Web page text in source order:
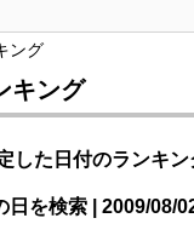
ング
キング
した日付のランキ
日を検索 | 2009/08/